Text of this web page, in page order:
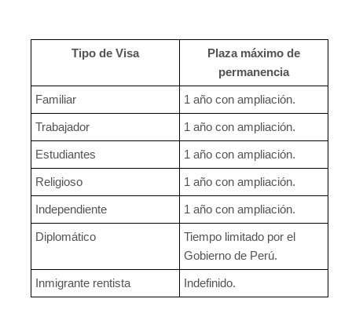
Tipo de Visa
Plaza máximo de
permanencia
Familiar 1 año con ampliación.
Trabajador 1 año con ampliación.
Estudiantes 1 año con ampliación.
Religioso 1 año con ampliación.
Independiente 1 año con ampliación.
Diplomático
Tiempo limitado por el
Gobierno de Perú.
Inmigrante rentista Indefinido.